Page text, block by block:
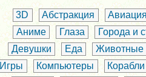
3D Абстракция
Аниме
Глаза
Города и
Девушки
Еда
Животные
Игры
Компьютеры
Корабли